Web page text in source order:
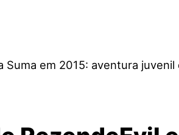
Suma em 2015: aventura